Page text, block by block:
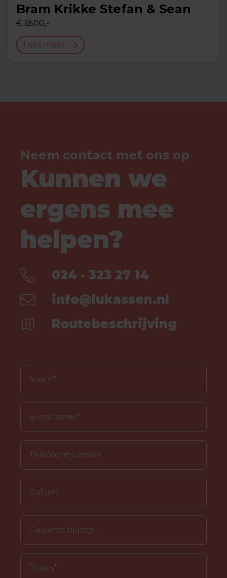
Bram Krikke Stefan & Sean
€ 6500,-
Lees meer
Neem contact met ons op
Kunnen we
ergens mee
helpen?
024 - 323 27 14
info@lukassen.nl
Routebeschrijving